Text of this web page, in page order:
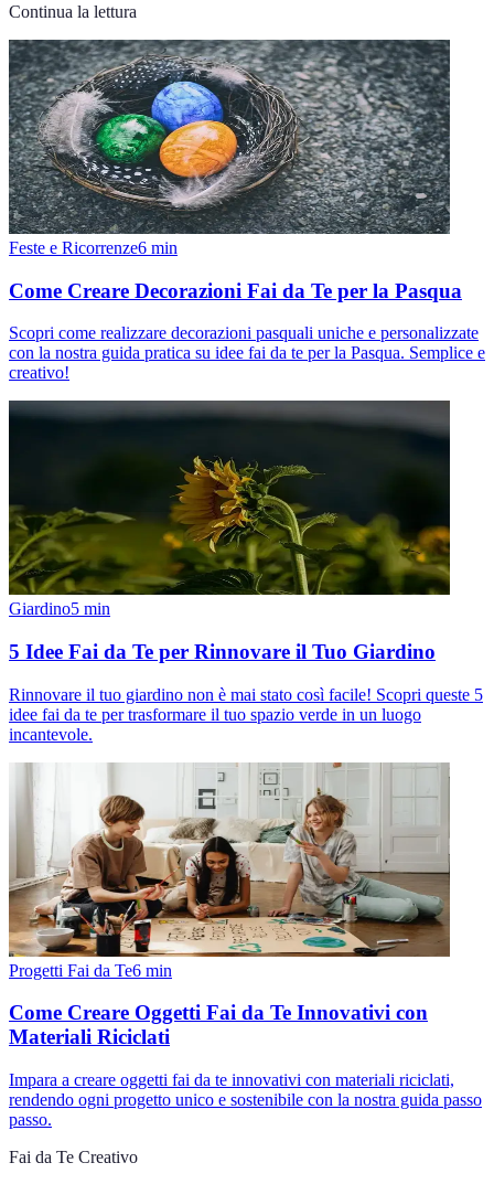
Continua la lettura
Feste e Ricorrenze6 min
Come Creare Decorazioni Fai da Te per la Pasqua
Scopri come realizzare decorazioni pasquali uniche e personalizzate
con la nostra guida pratica su idee fai da te per la Pasqua. Semplice e
creativo!
Giardino5 min
5 Idee Fai da Te per Rinnovare il Tuo Giardino
Rinnovare il tuo giardino non è mai stato così facile! Scopri queste 5
idee fai da te per trasformare il tuo spazio verde in un luogo
incantevole.
Progetti Fai da Te6 min
Come Creare Oggetti Fai da Te Innovativi con
Materiali Riciclati
Impara a creare oggetti fai da te innovativi con materiali riciclati,
rendendo ogni progetto unico e sostenibile con la nostra guida passo
passo.
Fai da Te Creativo